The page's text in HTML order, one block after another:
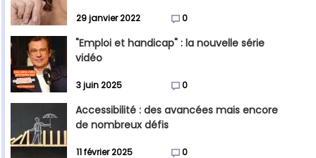
29 janvier 2022 0
"Emploi et handicap" : la nouvelle série
vidéo
3 juin 2025 0
Accessibilité : des avancées mais encore
de nombreux défis
11 février 2025 0